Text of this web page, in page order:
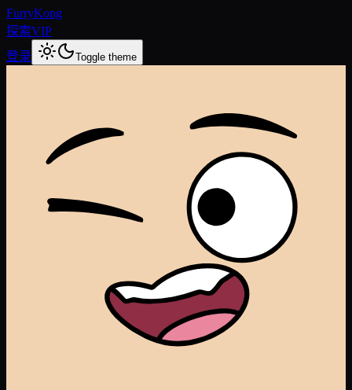
FurryKong
探索VIP
登录
Toggle theme